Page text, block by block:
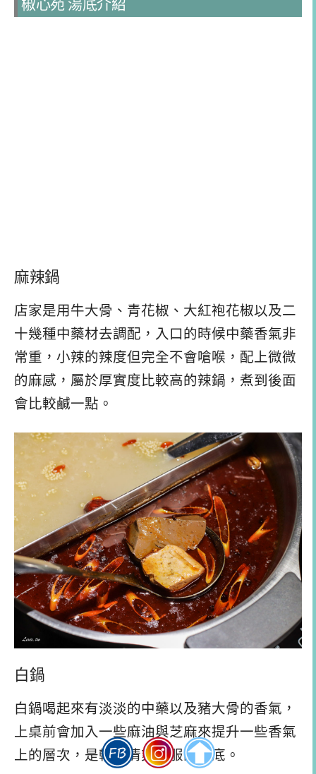
椒心苑 湯底介紹
麻辣鍋
店家是用牛大骨、青花椒、大紅袍花椒以及二
十幾種中藥材去調配，入口的時候中藥香氣非
常重，小辣的辣度但完全不會嗆喉，配上微微
的麻感，屬於厚實度比較高的辣鍋，煮到後面
會比較鹹一點。
白鍋
白鍋喝起來有淡淡的中藥以及豬大骨的香氣，
上桌前會加入一些麻油與芝麻來提升一些香氣
上的層次，是較為清爽舒服的湯底。